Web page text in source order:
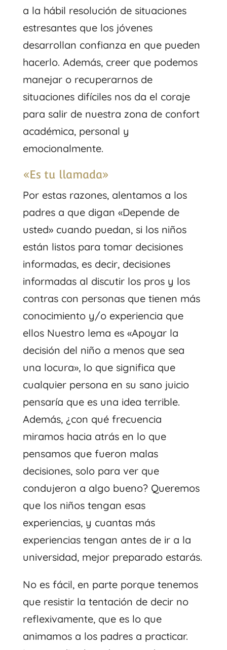
a la hábil resolución de situaciones
estresantes que los jóvenes
desarrollan confianza en que pueden
hacerlo. Además, creer que podemos
manejar o recuperarnos de
situaciones difíciles nos da el coraje
para salir de nuestra zona de confort
académica, personal y
emocionalmente.
«Es tu llamada»
Por estas razones, alentamos a los
padres a que digan «Depende de
usted» cuando puedan, si los niños
están listos para tomar decisiones
informadas, es decir, decisiones
informadas al discutir los pros y los
contras con personas que tienen más
conocimiento y/o experiencia que
ellos Nuestro lema es «Apoyar la
decisión del niño a menos que sea
una locura», lo que significa que
cualquier persona en su sano juicio
pensaría que es una idea terrible.
Además, ¿con qué frecuencia
miramos hacia atrás en lo que
pensamos que fueron malas
decisiones, solo para ver que
condujeron a algo bueno? Queremos
que los niños tengan esas
experiencias, y cuantas más
experiencias tengan antes de ir a la
universidad, mejor preparado estarás.
No es fácil, en parte porque tenemos
que resistir la tentación de decir no
reflexivamente, que es lo que
animamos a los padres a practicar.